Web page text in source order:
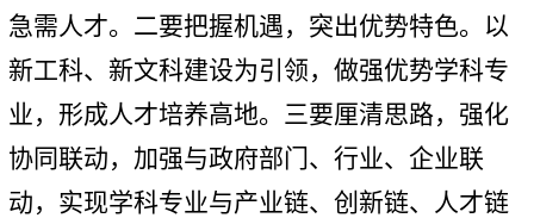
急需人才。二要把握机遇，突出优势特色。以
新工科、新文科建设为引领，做强优势学科专
业，形成人才培养高地。三要厘清思路，强化
协同联动，加强与政府部门、行业、企业联
动，实现学科专业与产业链、创新链、人才链